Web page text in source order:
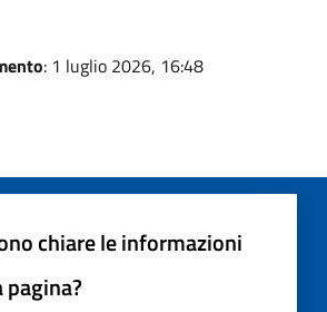
: 1 luglio 2026, 16:48
chiare le informazioni
pagina?